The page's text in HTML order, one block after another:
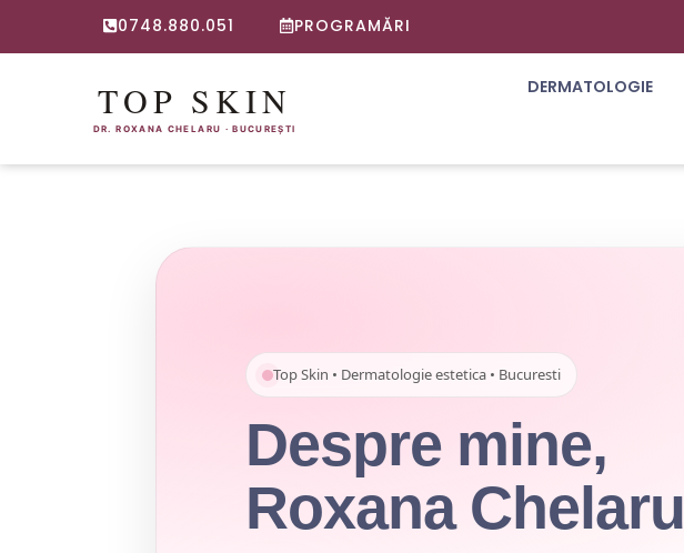
0748.880.051 PROGRAMĂRI
DERMATOLOGIE
Top Skin • Dermatologie estetica • Bucuresti
Despre mine,
Roxana Chelaru